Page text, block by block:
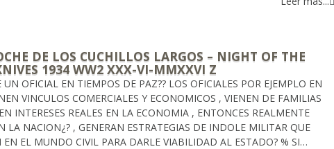
DE LOS CUCHILLOS LARGOS – NIGHT OF THE
1934 WW2 XXX-VI-MMXXVI Z
UN OFICIAL EN TIEMPOS DE PAZ?? LOS OFICIALES POR EJEMPLO EN
VINCULOS COMERCIALES Y ECONOMICOS , VIENEN DE FAMILIAS
INTERESES REALES EN LA ECONOMIA , ENTONCES REALMENTE
LA NACION¿? , GENERAN ESTRATEGIAS DE INDOLE MILITAR QUE
EN EL MUNDO CIVIL PARA DARLE VIABILIDAD AL ESTADO? % SI…